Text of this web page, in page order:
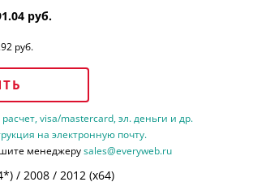
руб.
руб.
visa/mastercard, эл. деньги и др.
на электронную почту.
менеджеруsales@everyweb.ru
/ 2008 / 2012 (х64)